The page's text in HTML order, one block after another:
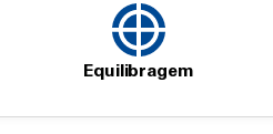
Equilibragem